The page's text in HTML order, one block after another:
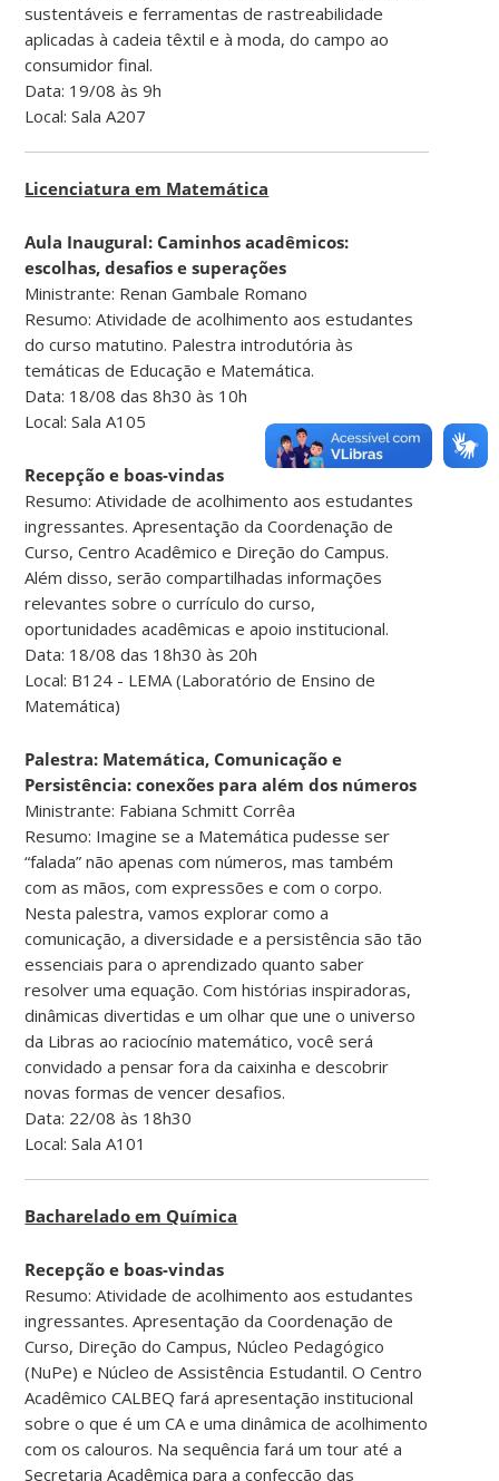
sustentáveis e ferramentas de rastreabilidade
aplicadas à cadeia têxtil e à moda, do campo ao
consumidor final.
Data: 19/08 às 9h
Local: Sala A207
Licenciatura em Matemática
Aula Inaugural: Caminhos acadêmicos:
escolhas, desafios e superações
Ministrante: Renan Gambale Romano
Resumo: Atividade de acolhimento aos estudantes
do curso matutino. Palestra introdutória às
temáticas de Educação e Matemática.
Data: 18/08 das 8h30 às 10h
Local: Sala A105
Recepção e boas-vindas
Resumo: Atividade de acolhimento aos estudantes
ingressantes. Apresentação da Coordenação de
Curso, Centro Acadêmico e Direção do Campus.
Além disso, serão compartilhadas informações
relevantes sobre o currículo do curso,
oportunidades acadêmicas e apoio institucional.
Data: 18/08 das 18h30 às 20h
Local: B124 - LEMA (Laboratório de Ensino de
Matemática)
Palestra: Matemática, Comunicação e
Persistência: conexões para além dos números
Ministrante: Fabiana Schmitt Corrêa
Resumo: Imagine se a Matemática pudesse ser
“falada” não apenas com números, mas também
com as mãos, com expressões e com o corpo.
Nesta palestra, vamos explorar como a
comunicação, a diversidade e a persistência são tão
essenciais para o aprendizado quanto saber
resolver uma equação. Com histórias inspiradoras,
dinâmicas divertidas e um olhar que une o universo
da Libras ao raciocínio matemático, você será
convidado a pensar fora da caixinha e descobrir
novas formas de vencer desafios.
Data: 22/08 às 18h30
Local: Sala A101
Bacharelado em Química
Recepção e boas-vindas
Resumo: Atividade de acolhimento aos estudantes
ingressantes. Apresentação da Coordenação de
Curso, Direção do Campus, Núcleo Pedagógico
(NuPe) e Núcleo de Assistência Estudantil. O Centro
Acadêmico CALBEQ fará apresentação institucional
sobre o que é um CA e uma dinâmica de acolhimento
com os calouros. Na sequência fará um tour até a
Secretaria Acadêmica para a confecção das